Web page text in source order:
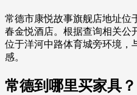
常德市康悦故事旗舰店地址位
春金悦酒店。根据查询相关公
位于洋河中路体育城旁环境，
感。
常德到哪里买家具？